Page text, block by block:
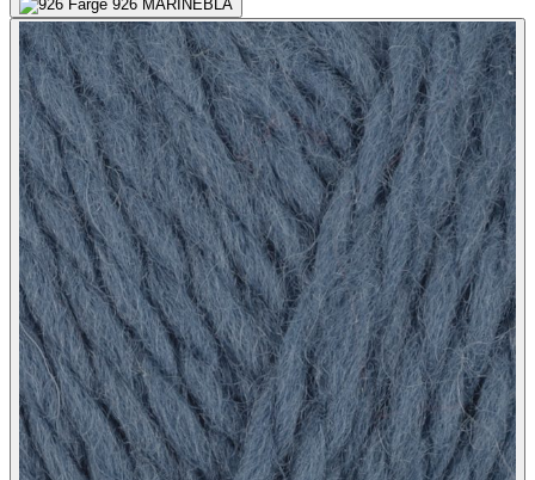
926 MARINEBLÅ